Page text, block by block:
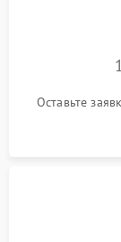
Оставьте